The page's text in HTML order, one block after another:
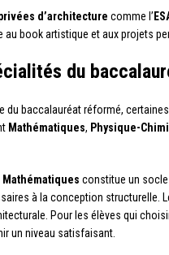
d’architecture comme l’
au book artistique et aux projets
du
du baccalauréat réformé,
Mathématiques, Physique-
Mathématiques constitue un
à la conception structurelle.
Pour les élèves qui
un niveau satisfaisant.